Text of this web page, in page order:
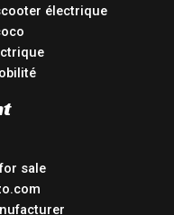
électrique
sale